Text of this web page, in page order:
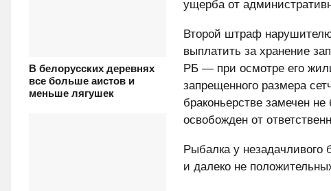
В белорусских деревнях
все больше аистов и
меньше лягушек
ущерба от
Второй штраф
выплатить за хранение
РБ — при осмотре его
запрещенного размера
браконьерстве замечен
освобожден от
Рыбалка у незадачливого
и далеко не